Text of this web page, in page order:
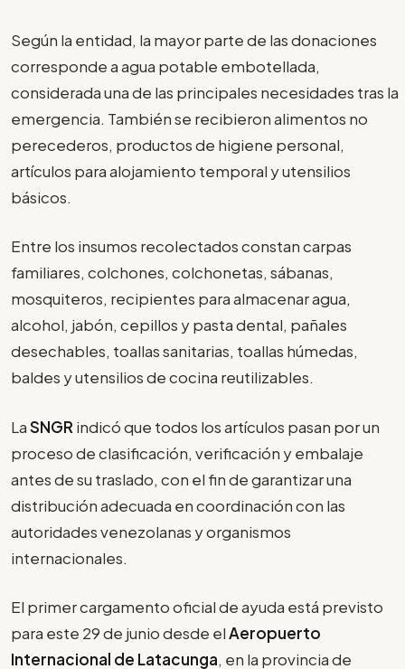
Según la entidad, la mayor parte de las donaciones
corresponde a agua potable embotellada,
considerada una de las principales necesidades tras la
emergencia. También se recibieron alimentos no
perecederos, productos de higiene personal,
artículos para alojamiento temporal y utensilios
básicos.
Entre los insumos recolectados constan carpas
familiares, colchones, colchonetas, sábanas,
mosquiteros, recipientes para almacenar agua,
alcohol, jabón, cepillos y pasta dental, pañales
desechables, toallas sanitarias, toallas húmedas,
baldes y utensilios de cocina reutilizables.
LaSNGR indicó que todos los artículos pasan por un
proceso de clasificación, verificación y embalaje
antes de su traslado, con el fin de garantizar una
distribución adecuada en coordinación con las
autoridades venezolanas y organismos
internacionales.
El primer cargamento oficial de ayuda está previsto
para este 29 de junio desde elAeropuerto
Internacional de Latacunga, en la provincia de